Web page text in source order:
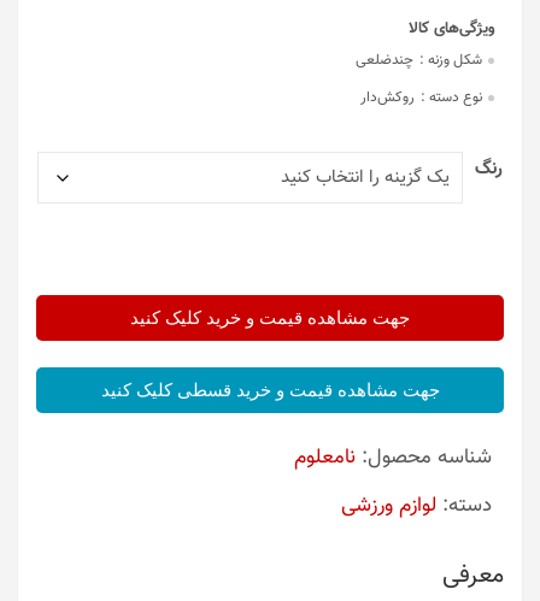
شکل وزنه : چندضلعی
نوع دسته : روکش‌دار
رنگ
جهت مشاهده قیمت و خرید کلیک کنید
جهت مشاهده قیمت و خرید قسطی کلیک کنید
شناسه محصول: نامعلوم
دسته: لوازم ورزشی
معرفی